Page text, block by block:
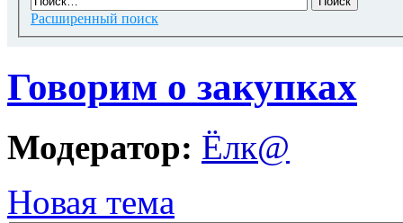
Расширенный поиск
Говорим о закупках
Модератор: Ёлк@
Новая тема